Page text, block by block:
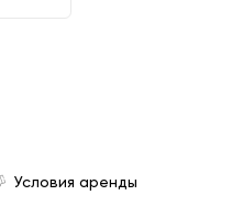
Условия аренды